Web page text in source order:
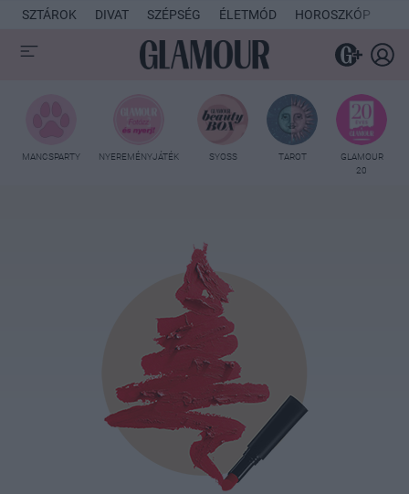
SZTÁROK DIVAT SZÉPSÉG ÉLETMÓD HOROSZKÓP
MANCSPARTY NYEREMÉNYJÁTÉK SYOSS TAROT
GLAMOUR
20